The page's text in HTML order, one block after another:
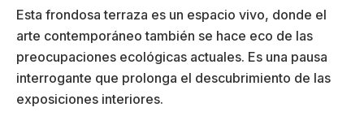
Esta frondosa terraza es un espacio vivo, donde el
arte contemporáneo también se hace eco de las
preocupaciones ecológicas actuales. Es una pausa
interrogante que prolonga el descubrimiento de las
exposiciones interiores.